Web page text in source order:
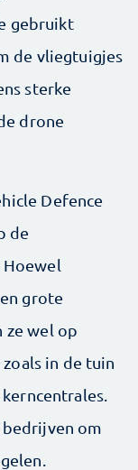
gebruikt
de vliegtuigjes
sterke
drone
Defence
de
grote
ze wel op
in de tuin
om